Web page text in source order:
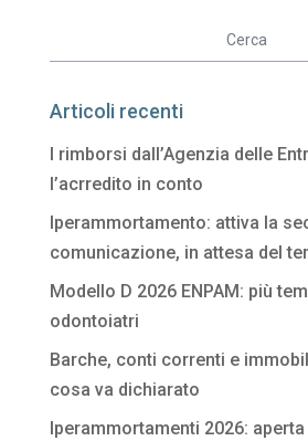
Articoli recenti
I rimborsi dall’Agenzia delle
l’acrredito in conto
Iperammortamento: attiva la
comunicazione, in attesa del
Modello D 2026 ENPAM: più
odontoiatri
Barche, conti correnti e
cosa va dichiarato
Iperammortamenti 2026: